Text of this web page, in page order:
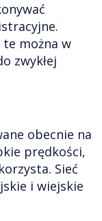
te można w
zwykłej
obecnie na
prędkości,
Sieć
i wiejskie